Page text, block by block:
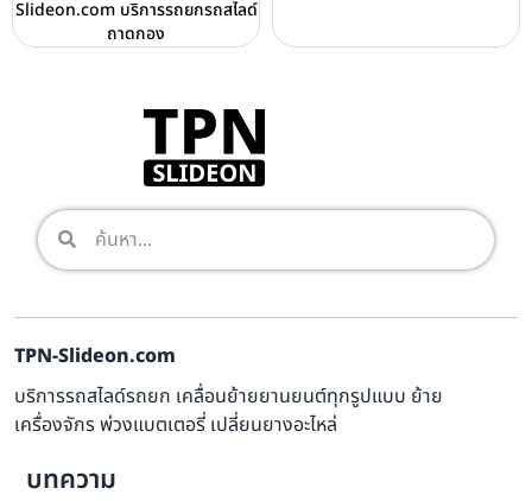
Slideon.com บริการรถยกรถสไลด์
ถาดกอง
TPN-Slideon.com
บริการรถสไลด์รถยก เคลื่อนย้ายยานยนต์ทุกรูปแบบ ย้าย
เครื่องจักร พ่วงแบตเตอรี่ เปลี่ยนยางอะไหล่
บทความ